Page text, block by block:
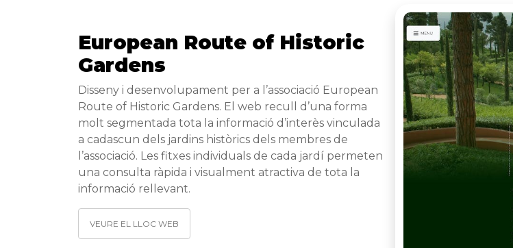
European Route of Historic
Gardens
Disseny i desenvolupament per a l’associació European
Route of Historic Gardens. El web recull d’una forma
molt segmentada tota la informació d’interès vinculada
a cadascun dels jardins històrics dels membres de
l’associació. Les fitxes individuals de cada jardí permeten
una consulta ràpida i visualment atractiva de tota la
informació rellevant.
VEURE EL LLOC WEB